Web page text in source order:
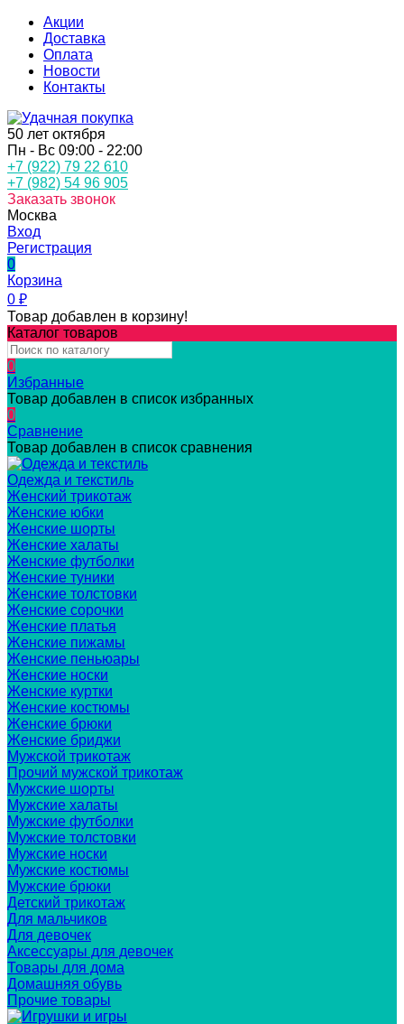
Акции
Доставка
Оплата
Новости
Контакты
50 лет октября
Пн - Вс 09:00 - 22:00
+7 (922) 79 22 610
+7 (982) 54 96 905
Заказать звонок
Москва
Вход
Регистрация
0
Корзина
0 ₽
Товар добавлен в корзину!
Каталог товаров
0
Избранные
Товар добавлен в список избранных
0
Сравнение
Товар добавлен в список сравнения
Одежда и текстиль
Женский трикотаж
Женские юбки
Женские шорты
Женские халаты
Женские футболки
Женские туники
Женские толстовки
Женские сорочки
Женские платья
Женские пижамы
Женские пеньюары
Женские носки
Женские куртки
Женские костюмы
Женские брюки
Женские бриджи
Мужской трикотаж
Прочий мужской трикотаж
Мужские шорты
Мужские халаты
Мужские футболки
Мужские толстовки
Мужские носки
Мужские костюмы
Мужские брюки
Детский трикотаж
Для мальчиков
Для девочек
Аксессуары для девочек
Товары для дома
Домашняя обувь
Прочие товары